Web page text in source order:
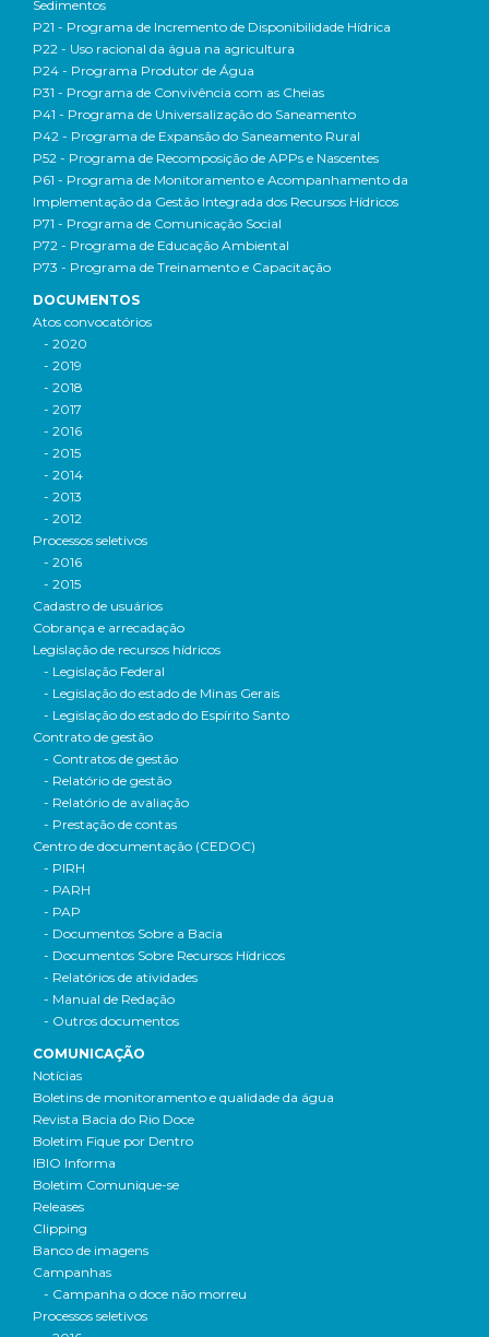
Sedimentos
P21 - Programa de Incremento de Disponibilidade Hídrica
P22 - Uso racional da água na agricultura
P24 - Programa Produtor de Água
P31 - Programa de Convivência com as Cheias
P41 - Programa de Universalização do Saneamento
P42 - Programa de Expansão do Saneamento Rural
P52 - Programa de Recomposição de APPs e Nascentes
P61 - Programa de Monitoramento e Acompanhamento da
Implementação da Gestão Integrada dos Recursos Hídricos
P71 - Programa de Comunicação Social
P72 - Programa de Educação Ambiental
P73 - Programa de Treinamento e Capacitação
DOCUMENTOS
Atos convocatórios
- 2020
- 2019
- 2018
- 2017
- 2016
- 2015
- 2014
- 2013
- 2012
Processos seletivos
- 2016
- 2015
Cadastro de usuários
Cobrança e arrecadação
Legislação de recursos hídricos
- Legislação Federal
- Legislação do estado de Minas Gerais
- Legislação do estado do Espírito Santo
Contrato de gestão
- Contratos de gestão
- Relatório de gestão
- Relatório de avaliação
- Prestação de contas
Centro de documentação (CEDOC)
- PIRH
- PARH
- PAP
- Documentos Sobre a Bacia
- Documentos Sobre Recursos Hídricos
- Relatórios de atividades
- Manual de Redação
- Outros documentos
COMUNICAÇÃO
Notícias
Boletins de monitoramento e qualidade da água
Revista Bacia do Rio Doce
Boletim Fique por Dentro
IBIO Informa
Boletim Comunique-se
Releases
Clipping
Banco de imagens
Campanhas
- Campanha o doce não morreu
Processos seletivos